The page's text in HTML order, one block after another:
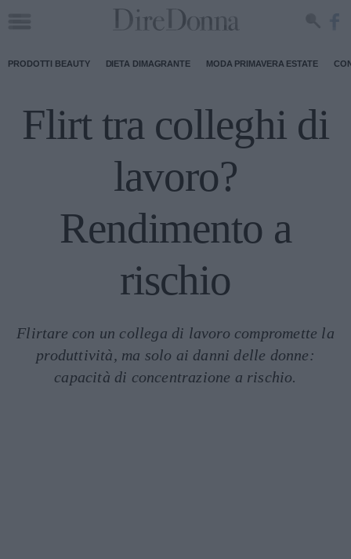
PRODOTTI BEAUTY DIETA DIMAGRANTE MODA PRIMAVERA ESTATE
Flirt tra colleghi di
lavoro?
Rendimento a
rischio
Flirtare con un collega di lavoro compromette la
produttività, ma solo ai danni delle donne:
capacità di concentrazione a rischio.